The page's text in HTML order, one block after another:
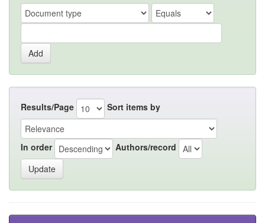
Results/Page Sort items by
In order Authors/record